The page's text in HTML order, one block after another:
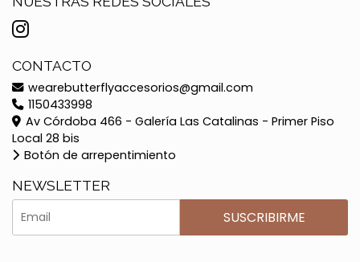
CONTACTO
wearebutterflyaccesorios@gmail.com
1150433998
Av Córdoba 466 - Galería Las Catalinas - Primer Piso
Local 28 bis
Botón de arrepentimiento
NEWSLETTER
SUSCRIBIRME